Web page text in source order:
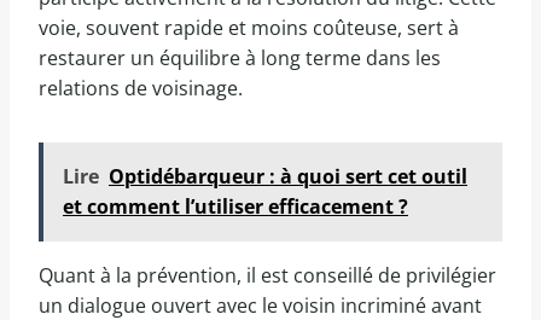
voie, souvent rapide et moins coûteuse, sert à
restaurer un équilibre à long terme dans les
relations de voisinage.
Lire Optidébarqueur : à quoi sert cet outil
et comment l’utiliser efficacement ?
Quant à la prévention, il est conseillé de privilégier
un dialogue ouvert avec le voisin incriminé avant